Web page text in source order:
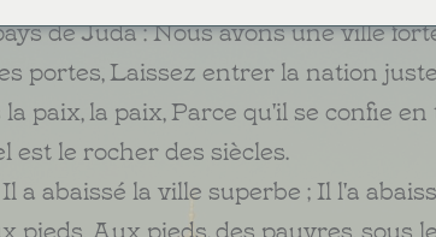
de Juda : Nous avons une ville
portes, Laissez entrer la nation
paix, la paix, Parce qu'il se confie en
le rocher des siècles.
abaissé la ville superbe ; Il l'a
Aux pieds. des pauvres, sous